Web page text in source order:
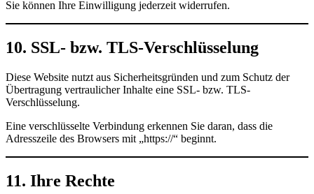
Sie können Ihre Einwilligung jederzeit widerrufen.
10. SSL- bzw. TLS-Verschlüsselung
Diese Website nutzt aus Sicherheitsgründen und zum Schutz der
Übertragung vertraulicher Inhalte eine SSL- bzw. TLS-
Verschlüsselung.
Eine verschlüsselte Verbindung erkennen Sie daran, dass die
Adresszeile des Browsers mit „https://“ beginnt.
11. Ihre Rechte